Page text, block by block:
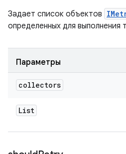
Задает список объектов
определенных для выполнения
Параметры
collectors
List